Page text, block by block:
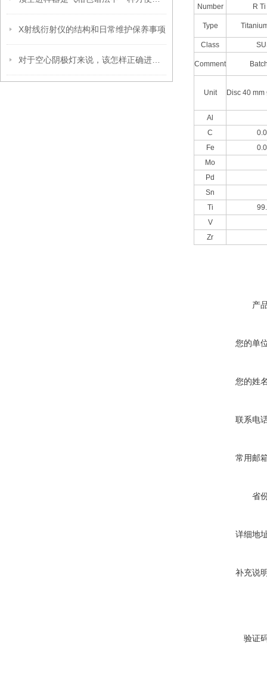
X射线衍射仪的结构和日常维护保养事项
Number R
Type
Class
Comment
Unit Disc 40
Al
C
Fe
Mo
Pd
Sn
Ti
V
Zr
产
您的单
您的姓
联系电
常用邮
省
详细地
补充说
验证